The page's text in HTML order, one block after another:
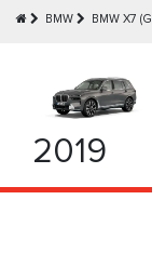
BMW BMW X7
2019